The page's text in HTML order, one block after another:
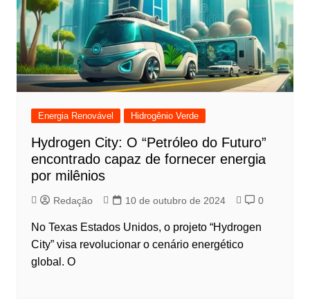
Energia Renovável Hidrogênio Verde
Hydrogen City: O “Petróleo do Futuro”
encontrado capaz de fornecer energia
por milênios
Redação 10 de outubro de 2024 0
No Texas Estados Unidos, o projeto “Hydrogen
City” visa revolucionar o cenário energético
global. O